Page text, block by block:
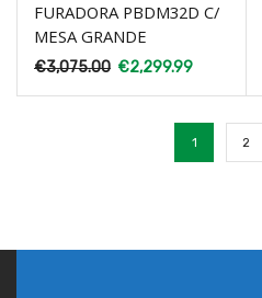
FURADORA PBDM32D C/
MESA GRANDE
€3,075.00 €2,299.99
1 2